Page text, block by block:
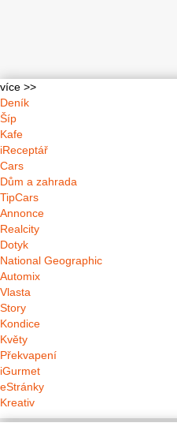
více >>
Deník
Šíp
Kafe
iReceptář
Cars
Dům a zahrada
TipCars
Annonce
Realcity
Dotyk
National Geographic
Automix
Vlasta
Story
Kondice
Květy
Překvapení
iGurmet
eStránky
Kreativ